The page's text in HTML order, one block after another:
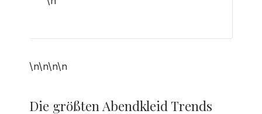
\n\n\n\n
Die größten Abendkleid Trends